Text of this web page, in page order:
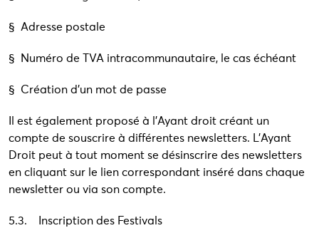
§ Adresse postale
§ Numéro de TVA intracommunautaire, le cas échéant
§ Création d’un mot de passe
Il est également proposé à l’Ayant droit créant un
compte de souscrire à différentes newsletters. L’Ayant
Droit peut à tout moment se désinscrire des newsletters
en cliquant sur le lien correspondant inséré dans chaque
newsletter ou via son compte.
5.3. Inscription des Festivals